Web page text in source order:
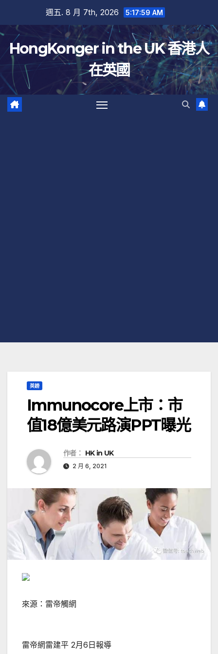
內
容
週五. 8 月 7th, 2026 5:17:59 AM
HongKonger in the UK 香港人
在英國
英鎊
Immunocore上市：市
值18億美元路演PPT曝光
作者： HK in UK
2 月 6, 2021
來源：雷帝觸網
雷帝網雷建平 2月6日報導